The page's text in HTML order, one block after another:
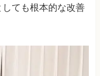
ても根本的な改善